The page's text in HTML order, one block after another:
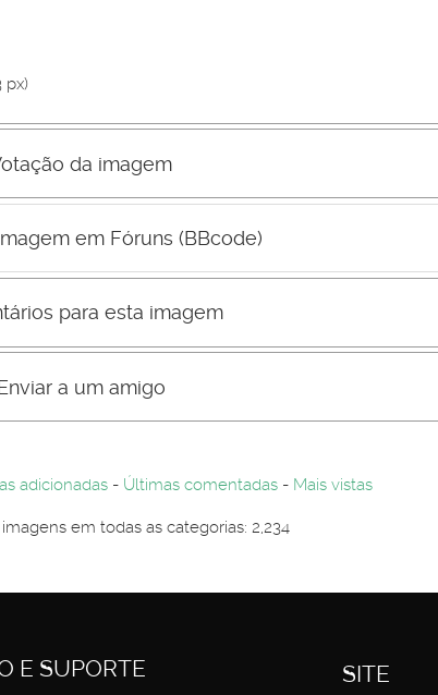
px)
da imagem
Bom
em Fóruns (BBcode)
para esta imagem
para visitantes. Por-favor registe-se...
se...a um amigo
adicionadas - Últimas comentadas - Mais vistas
em todas as categorias: 2,234
E SUPORTE SITE